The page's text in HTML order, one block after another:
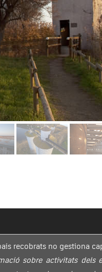
recobrats no gestiona
sobre activitats dels